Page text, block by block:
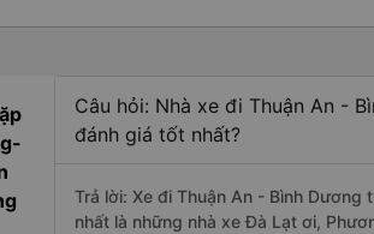
Câu hỏi: Nhà xe đi Thuận An -
đánh giá tốt nhất?
Trả lời: Xe đi Thuận An - Bình
nhất là những nhà xe Đà Lạt ơi,